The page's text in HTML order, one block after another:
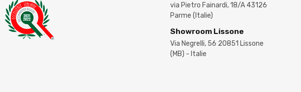
via Pietro Fainardi, 18/A 43126
Parme (Italie)
Showroom Lissone
Via Negrelli, 56 20851 Lissone
(MB) - Italie